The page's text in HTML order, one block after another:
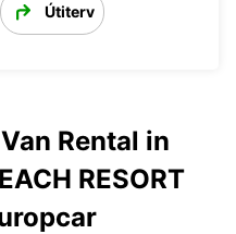
Útiterv
Rental in
RESORT